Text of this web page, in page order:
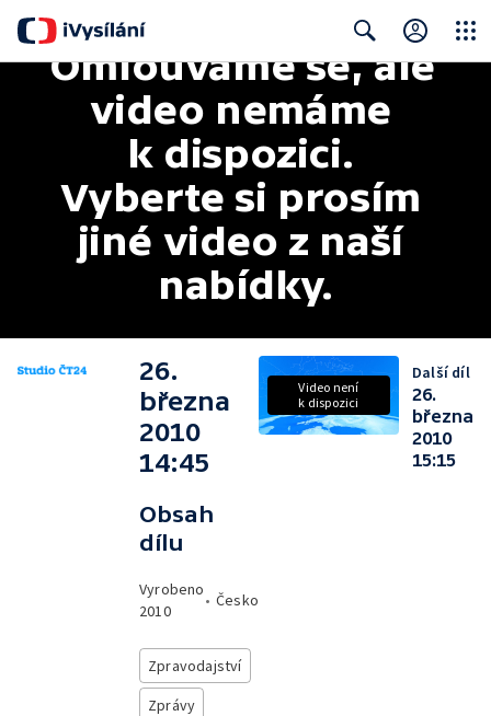
Search
Omlouváme se, ale
video nemáme
k dispozici.
Vyberte si prosím
jiné video z naší
nabídky.
26.
března
2010
14:45
Obsah
dílu
Vyrobeno
2010
• Česko
Zpravodajství
Zprávy
Video není
k dispozici
Další díl
26.
března
2010
15:15